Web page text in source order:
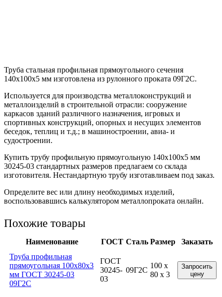
Труба стальная профильная прямоугольного сечения
140х100х5 мм изготовлена из рулонного проката 09Г2С.
Используется для производства металлоконструкций и
металлоизделий в строительной отрасли: сооружение
каркасов зданий различного назначения, игровых и
спортивных конструкций, опорных и несущих элементов
беседок, теплиц и т.д.; в машиностроении, авиа- и
судостроении.
Купить трубу профильную прямоугольную 140х100х5 мм
30245-03 стандартных размеров предлагаем со склада
изготовителя. Нестандартную трубу изготавливаем под заказ.
Определите вес или длину необходимых изделий,
воспользовавшись калькулятором металлопроката онлайн.
Похожие товары
Наименование ГОСТ Сталь Размер
Заказать
Труба профильная
прямоугольная 100x80x3
мм ГОСТ 30245-03
09Г2С
ГОСТ
30245-
03
09Г2С
100 x
80 x 3
Запросить
цену